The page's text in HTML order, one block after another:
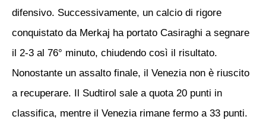
difensivo. Successivamente, un calcio di rigore
conquistato da Merkaj ha portato Casiraghi a segnare
il 2-3 al 76° minuto, chiudendo così il risultato.
Nonostante un assalto finale, il Venezia non è riuscito
a recuperare. Il Sudtirol sale a quota 20 punti in
classifica, mentre il Venezia rimane fermo a 33 punti.